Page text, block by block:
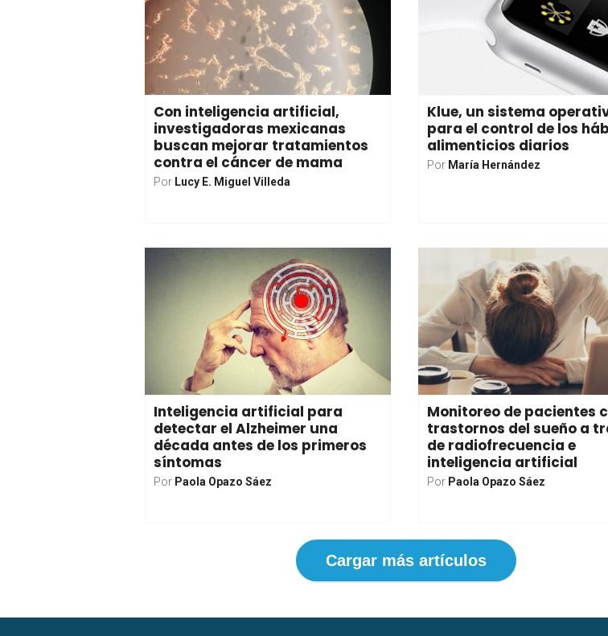
Con inteligencia artificial,
investigadoras mexicanas
buscan mejorar tratamientos
contra el cáncer de mama
Por Lucy E. Miguel Villeda
Klue, un sistema
para el control de los
alimenticios diarios
Por María Hernández
Inteligencia artificial para
detectar el Alzheimer una
década antes de los primeros
síntomas
Por Paola Opazo Sáez
Monitoreo de pacientes
trastornos del sueño a
de radiofrecuencia e
inteligencia artificial
Por Paola Opazo Sáez
Cargar más artículos